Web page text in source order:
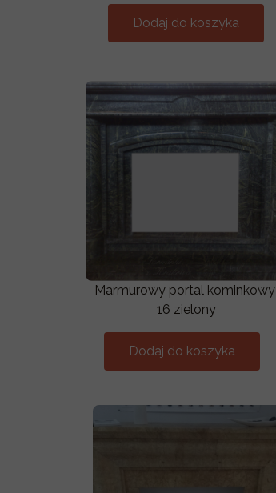
Dodaj do koszyka
Dodaj do koszyka
Marmurowy portal kominkowy
16 zielony